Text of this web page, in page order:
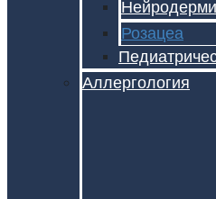
Розацеа
Аллергология